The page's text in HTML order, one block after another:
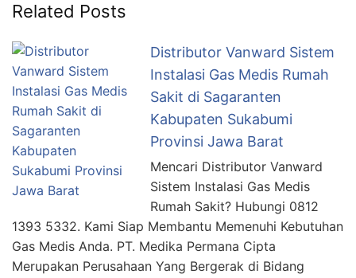
Related Posts
Distributor Vanward Sistem
Instalasi Gas Medis Rumah
Sakit di Sagaranten
Kabupaten Sukabumi
Provinsi Jawa Barat
Mencari Distributor Vanward
Sistem Instalasi Gas Medis
Rumah Sakit? Hubungi 0812
1393 5332. Kami Siap Membantu Memenuhi Kebutuhan
Gas Medis Anda. PT. Medika Permana Cipta
Merupakan Perusahaan Yang Bergerak di Bidang